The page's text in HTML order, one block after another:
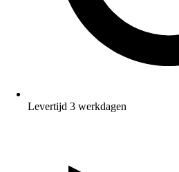
Levertijd 3 werkdagen